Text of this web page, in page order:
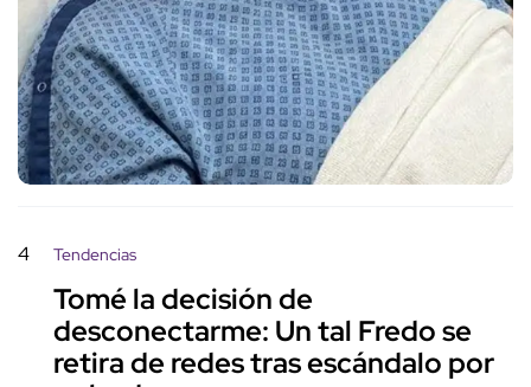
4 Tendencias
Tomé la decisión de
desconectarme: Un tal Fredo se
retira de redes tras escándalo por